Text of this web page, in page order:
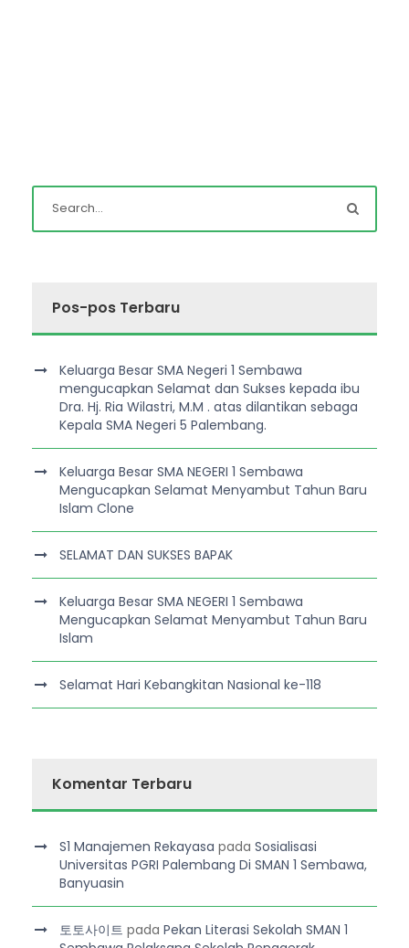
Pos-pos Terbaru
Keluarga Besar SMA Negeri 1 Sembawa
mengucapkan Selamat dan Sukses kepada ibu
Dra. Hj. Ria Wilastri, M.M . atas dilantikan sebaga
Kepala SMA Negeri 5 Palembang.
Keluarga Besar SMA NEGERI 1 Sembawa
Mengucapkan Selamat Menyambut Tahun Baru
Islam Clone
SELAMAT DAN SUKSES BAPAK
Keluarga Besar SMA NEGERI 1 Sembawa
Mengucapkan Selamat Menyambut Tahun Baru
Islam
Selamat Hari Kebangkitan Nasional ke-118
Komentar Terbaru
S1 Manajemen Rekayasa pada Sosialisasi
Universitas PGRI Palembang Di SMAN 1 Sembawa,
Banyuasin
토토사이트 pada Pekan Literasi Sekolah SMAN 1